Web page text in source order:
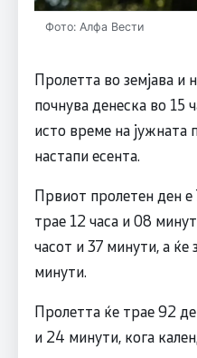
Фото: Алфа Вести
Пролетта во земјава и
почнува денеска во 15
исто време на јужната
настапи есента.
Првиот пролетен ден
трае 12 часа и 08
часот и 37 минути, а ќе
минути.
Пролетта ќе трае 92
и 24 минути, кога